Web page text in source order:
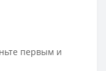
первым и